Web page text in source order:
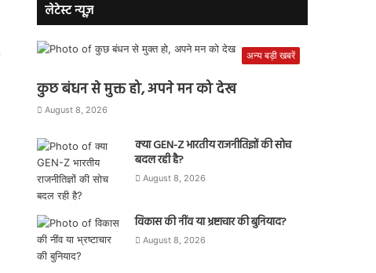
लेटेस्ट न्यूज़
अन्य बड़ी खबरें
कुछ बंधन से मुक्त हो, अपने मन को देख
August 8, 2026
क्या GEN-Z भारतीय राजनीतिज्ञों की सोच
बदल रही है?
August 8, 2026
विकास की नींव या भ्रष्टाचार की बुनियाद?
August 8, 2026